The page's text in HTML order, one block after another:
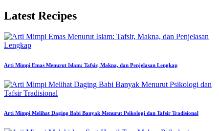
Latest Recipes
Arti Mimpi Emas Menurut Islam: Tafsir, Makna, dan Penjelasan Lengkap
Arti Mimpi Melihat Daging Babi Banyak Menurut Psikologi dan Tafsir Tradisional